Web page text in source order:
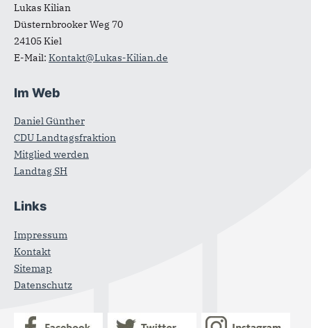
Lukas Kilian
Düsternbrooker Weg 70
24105Kiel
E-Mail: Kontakt@Lukas-Kilian.de
Im Web
Daniel Günther
CDU Landtagsfraktion
Mitglied werden
Landtag SH
Links
Impressum
Kontakt
Sitemap
Datenschutz